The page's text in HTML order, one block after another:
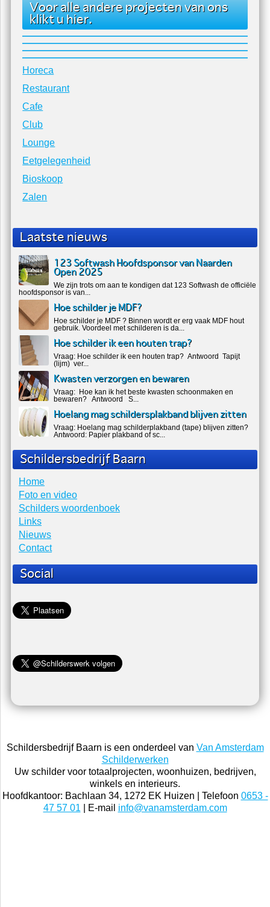
Voor alle andere projecten van ons
klikt u hier.
Horeca
Restaurant
Cafe
Club
Lounge
Eetgelegenheid
Bioskoop
Zalen
Laatste nieuws
123 Softwash Hoofdsponsor van Naarden
Open 2025
We zijn trots om aan te kondigen dat 123 Softwash de officiële
hoofdsponsor is van...
Hoe schilder je MDF?
Hoe schilder je MDF ? Binnen wordt er erg vaak MDF hout
gebruik. Voordeel met schilderen is da...
Hoe schilder ik een houten trap?
Vraag: Hoe schilder ik een houten trap? Antwoord Tapijt
(lijm) ver...
Kwasten verzorgen en bewaren
Vraag: Hoe kan ik het beste kwasten schoonmaken en
bewaren? Antwoord S...
Hoelang mag schildersplakband blijven zitten
Vraag: Hoelang mag schilderplakband (tape) blijven zitten?
Antwoord: Papier plakband of sc...
Schildersbedrijf Baarn
Home
Foto en video
Schilders woordenboek
Links
Nieuws
Contact
Social
Schildersbedrijf Baarn is een onderdeel van Van Amsterdam
Schilderwerken
Uw schilder voor totaalprojecten, woonhuizen, bedrijven,
winkels en interieurs.
Hoofdkantoor: Bachlaan 34, 1272 EK Huizen | Telefoon 0653 -
47 57 01 | E-mail info@vanamsterdam.com